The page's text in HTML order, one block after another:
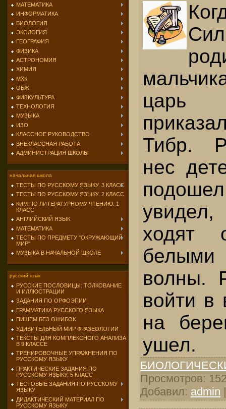
МАТЕМАТИКА
ИНФОРМАТИКА
БИОЛОГИЯ
ЭКОЛОГИЯ
ГЕОГРАФИЯ
ФИЗИКА
АСТРОНОМИЯ
ХИМИЯ
МХК
ОБЖ
ФИЗКУЛЬТУРА
ТЕХНОЛОГИЯ
МУЗЫКА
ИЗО
КЛАССНОЕ РУКОВОДСТВО
ВНЕКЛАССНАЯ РАБОТА
АДМИНИСТРАЦИЯ ШКОЛЫ
начальная школа
ТЕСТЫ ПО РУССКОМУ ЯЗЫКУ. 3 КЛАСС
ТЕСТЫ ПО РУССКОМУ ЯЗЫКУ. 2 КЛАСС
КИМ ПО ЛИТЕРАТУРНОМУ ЧТЕНИЮ. 1
КЛАСС
АНГЛИЙСКИЙ ЯЗЫК
МАТЕМАТИКА
ТЕСТЫ ПО ПРЕДМЕТУ "ОКРУЖАЮЩИЙ
МИР"
МУЗЫКА В НАЧАЛЬНОЙ ШКОЛЕ
русский язык
РУССКИЕ ПОСЛОВИЦЫ: ТОЛКОВАНИЕ
И ИЛЛЮСТРАЦИИ
ЗАДАНИЯ ПО ОРФОЭПИИ
ГРАММАТИКА РУССКОГО ЯЗЫКА
ПИШЕМ БЕЗ ОШИБОК
УДИВИТЕЛЬНЫЙ МИР ФРАЗЕОЛОГИИ
ТЕКСТЫ ДЛЯ КОМПЛЕКСНОГО АНАЛИЗА
В 9 КЛАССЕ
ТРЕНИРОВОЧНЫЕ УПРАЖНЕНИЯ ПО
РУССКОМУ ЯЗЫКУ
ПРАКТИЧЕСКИЕ ЗАДАНИЯ ПО
РУССКОМУ ЯЗЫКУ. 5 КЛАСС
ТЕСТОВЫЕ ЗАДАНИЯ ПО РУССКОМУ
ЯЗЫКУ
ДИДАКТИЧЕСКИЙ МАТЕРИАЛ ПО
РУССКОМУ ЯЗЫКУ
Тибр.
нес
ходят
волны.
войти в
на
ушел.
Просмотров:
Добавил: admin